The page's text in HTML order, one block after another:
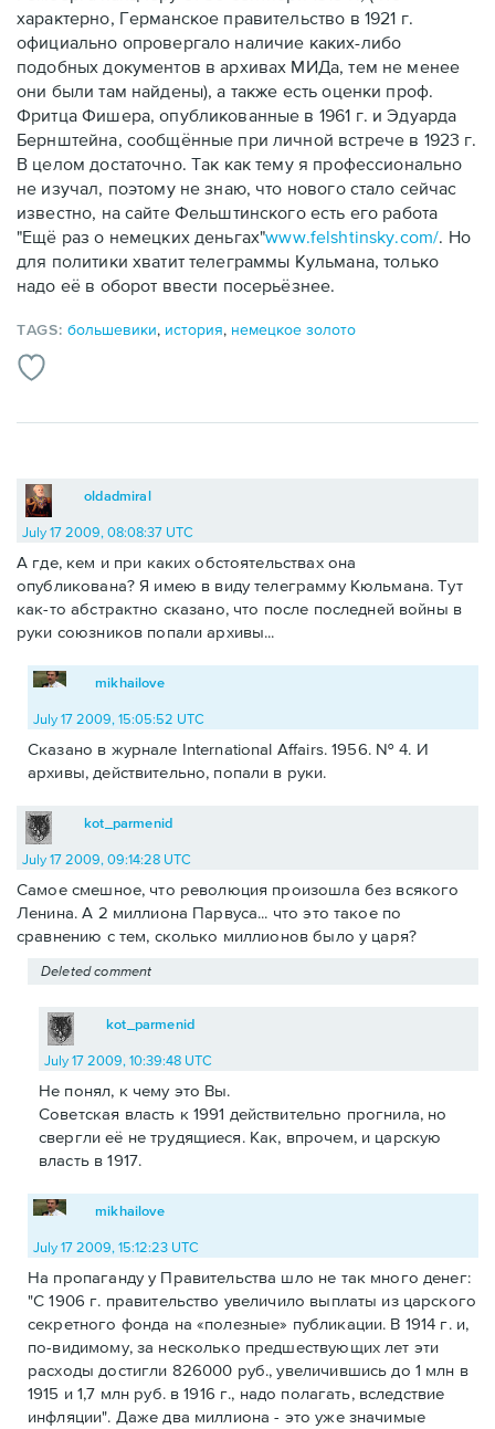
характерно, Германское правительство в 1921 г.
официально опровергало наличие каких-либо
подобных документов в архивах МИДа, тем не менее
они были там найдены), а также есть оценки проф.
Фритца Фишера, опубликованные в 1961 г. и Эдуарда
Бернштейна, сообщённые при личной встрече в 1923 г.
В целом достаточно. Так как тему я профессионально
не изучал, поэтому не знаю, что нового стало сейчас
известно, на сайте Фельштинского есть его работа
"Ещё раз о немецких деньгах"www.felshtinsky.com/. Но
для политики хватит телеграммы Кульмана, только
надо её в оборот ввести посерьёзнее.
TAGS:большевики, история, немецкое золото
oldadmiral
July 17 2009, 08:08:37 UTC
А где, кем и при каких обстоятельствах она
опубликована? Я имею в виду телеграмму Кюльмана. Тут
как-то абстрактно сказано, что после последней войны в
руки союзников попали архивы...
mikhailove
July 17 2009, 15:05:52 UTC
Сказано в журнале International Affairs. 1956. № 4. И
архивы, действительно, попали в руки.
kot_parmenid
July 17 2009, 09:14:28 UTC
Самое смешное, что революция произошла без всякого
Ленина. А 2 миллиона Парвуса... что это такое по
сравнению с тем, сколько миллионов было у царя?
Deleted comment
kot_parmenid
July 17 2009, 10:39:48 UTC
Не понял, к чему это Вы.
Советская власть к 1991 действительно прогнила, но
свергли её не трудящиеся. Как, впрочем, и царскую
власть в 1917.
mikhailove
July 17 2009, 15:12:23 UTC
На пропаганду у Правительства шло не так много денег:
"С 1906 г. правительство увеличило выплаты из царского
секретного фонда на «полезные» публикации. В 1914 г. и,
по-видимому, за несколько предшествующих лет эти
расходы достигли 826000 руб., увеличившись до 1 млн в
1915 и 1,7 млн руб. в 1916 г., надо полагать, вследствие
инфляции". Даже два миллиона - это уже значимые